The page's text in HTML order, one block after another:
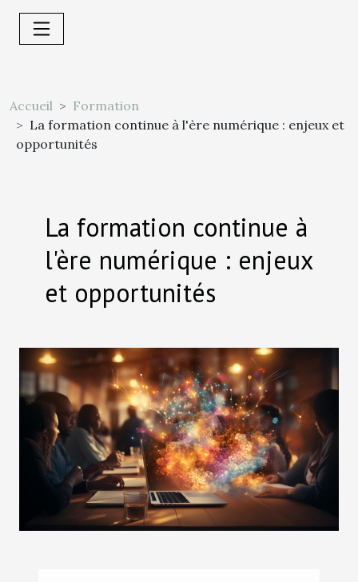
Accueil
Formation
La formation continue à l'ère numérique : enjeux et
opportunités
La formation continue à
l'ère numérique : enjeux
et opportunités